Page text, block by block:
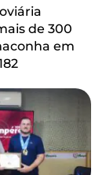
de 300
em